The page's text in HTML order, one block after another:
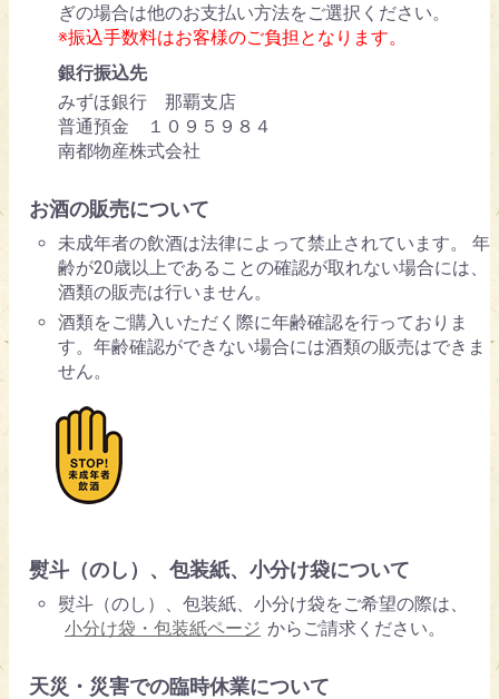
ぎの場合は他のお支払い方法をご選択ください。
※振込手数料はお客様のご負担となります。
銀行振込先
みずほ銀行 那覇支店
普通預金 １０９５９８４
南都物産株式会社
お酒の販売について
未成年者の飲酒は法律によって禁止されています。 年
齢が20歳以上であることの確認が取れない場合には、
酒類の販売は行いません。
酒類をご購入いただく際に年齢確認を行っておりま
す。年齢確認ができない場合には酒類の販売はできま
せん。
熨斗（のし）、包装紙、小分け袋について
熨斗（のし）、包装紙、小分け袋をご希望の際は、
小分け袋・包装紙ページ からご請求ください。
天災・災害での臨時休業について